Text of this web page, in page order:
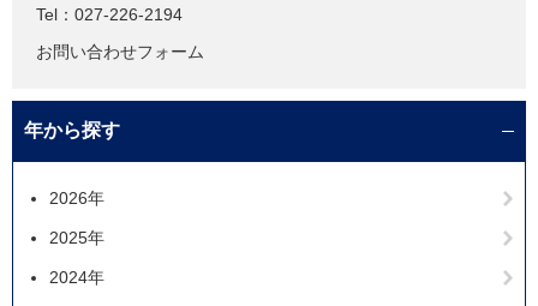
Tel：027-226-2194
お問い合わせフォーム
年から探す
2026年
2025年
2024年